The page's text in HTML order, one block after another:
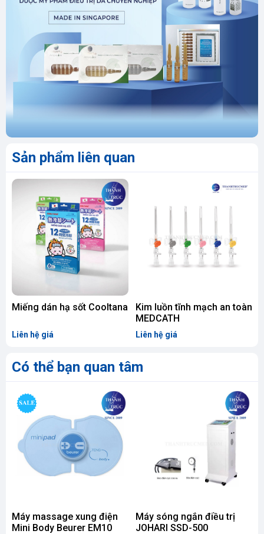
Sản phẩm liên quan
Miếng dán hạ sốt Cooltana
Liên hệ giá
Kim luồn tĩnh mạch an toàn
MEDCATH
Liên hệ giá
Có thể bạn quan tâm
Máy massage xung điện
Mini Body Beurer EM10
Máy sóng ngắn điều trị
JOHARI SSD-500